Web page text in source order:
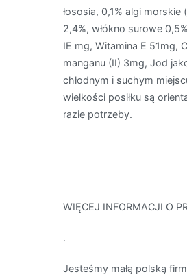
łososia, 0,1% algi morskie
2,4%, włókno surowe
IE mg, Witamina E 51mg,
manganu (II) 3mg, Jod
chłodnym i suchym
wielkości posiłku są
razie potrzeby.
WIĘCEJ INFORMACJI O
.
Jesteśmy małą polską